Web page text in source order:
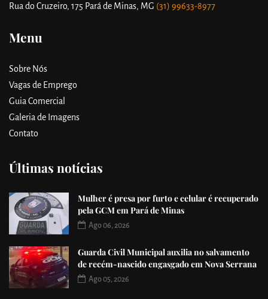
Rua do Cruzeiro, 175 Pará de Minas, MG (31) 99633-8977
Menu
Sobre Nós
Vagas de Emprego
Guia Comercial
Galeria de Imagens
Contato
Últimas notícias
Mulher é presa por furto e celular é recuperado
pela GCM em Pará de Minas
Ago 06, 2026
Guarda Civil Municipal auxilia no salvamento
de recém-nascido engasgado em Nova Serrana
Ago 05, 2026